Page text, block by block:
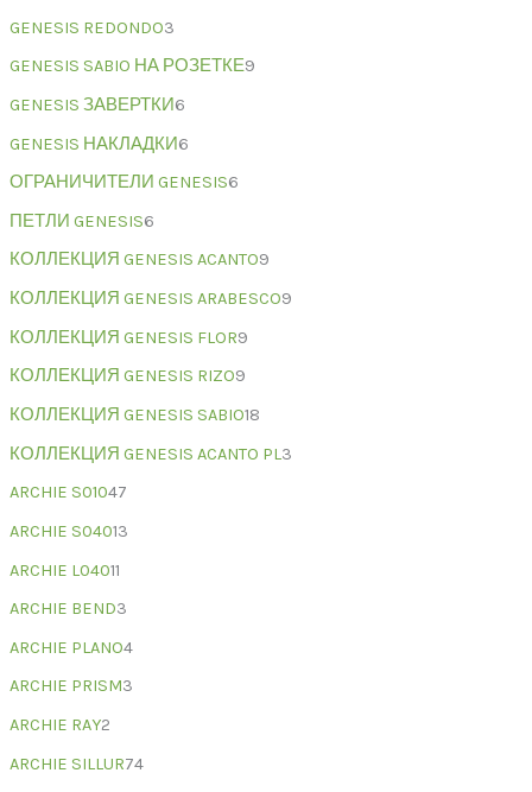
GENESIS REDONDO3
GENESIS SABIO НА РОЗЕТКЕ9
GENESIS ЗАВЕРТКИ6
GENESIS НАКЛАДКИ6
ОГРАНИЧИТЕЛИ GENESIS6
ПЕТЛИ GENESIS6
КОЛЛЕКЦИЯ GENESIS ACANTO9
КОЛЛЕКЦИЯ GENESIS ARABESCO9
КОЛЛЕКЦИЯ GENESIS FLOR9
КОЛЛЕКЦИЯ GENESIS RIZO9
КОЛЛЕКЦИЯ GENESIS SABIO18
КОЛЛЕКЦИЯ GENESIS ACANTO PL3
ARCHIE S01047
ARCHIE S04013
ARCHIE L04011
ARCHIE BEND3
ARCHIE PLANO4
ARCHIE PRISM3
ARCHIE RAY2
ARCHIE SILLUR74